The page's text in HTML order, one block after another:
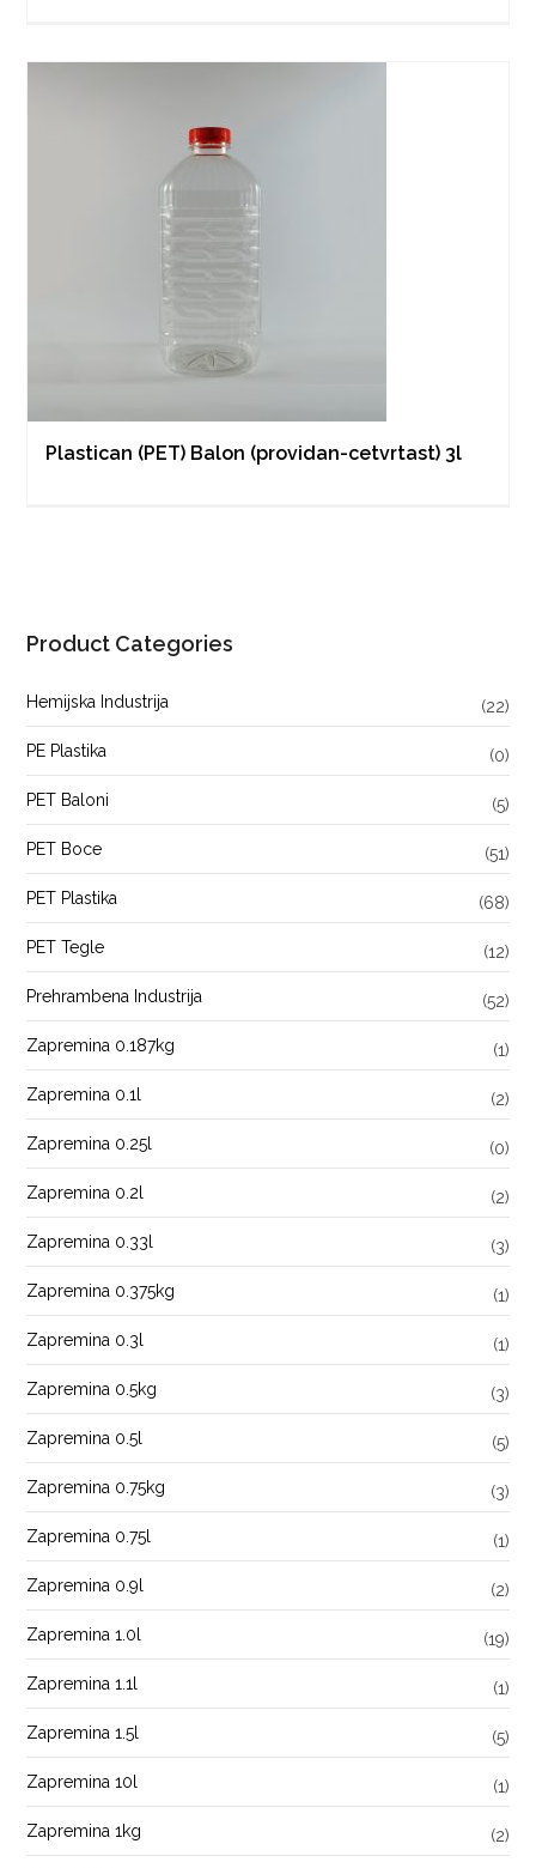
Plastican (PET) Balon (providan-cetvrtast) 3l
Product Categories
Hemijska Industrija (22)
PE Plastika (0)
PET Baloni (5)
PET Boce (51)
PET Plastika (68)
PET Tegle (12)
Prehrambena Industrija (52)
Zapremina 0.187kg (1)
Zapremina 0.1l (2)
Zapremina 0.25l (0)
Zapremina 0.2l (2)
Zapremina 0.33l (3)
Zapremina 0.375kg (1)
Zapremina 0.3l (1)
Zapremina 0.5kg (3)
Zapremina 0.5l (5)
Zapremina 0.75kg (3)
Zapremina 0.75l (1)
Zapremina 0.9l (2)
Zapremina 1.0l (19)
Zapremina 1.1l (1)
Zapremina 1.5l (5)
Zapremina 10l (1)
Zapremina 1kg (2)